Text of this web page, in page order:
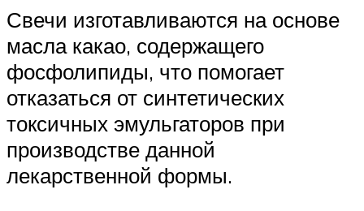
Свечи изготавливаются на основе
масла какао, содержащего
фосфолипиды, что помогает
отказаться от синтетических
токсичных эмульгаторов при
производстве данной
лекарственной формы.